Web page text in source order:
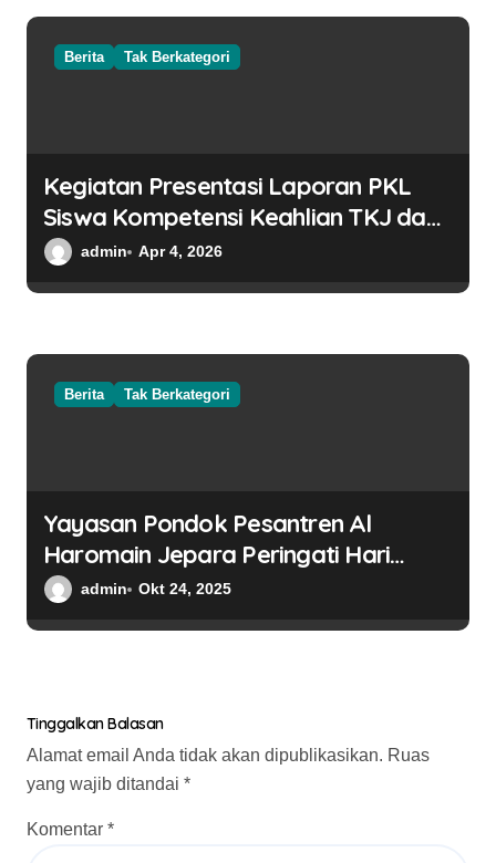
Berita Tak Berkategori
Kegiatan Presentasi Laporan PKL
Siswa Kompetensi Keahlian TKJ dan
TSMadmin Apr 4, 2026
Berita Tak Berkategori
Yayasan Pondok Pesantren Al
Haromain Jepara Peringati Hari
Santri Nasional Tahun 2025
admin Okt 24, 2025
Tinggalkan Balasan
Alamat email Anda tidak akan dipublikasikan. Ruas
yang wajib ditandai *
Komentar *